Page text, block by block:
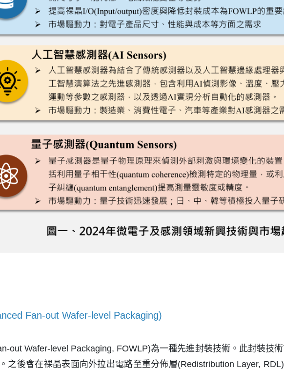
Fan-out Wafer-level Packaging)
out Wafer-level Packaging, FOWLP)為一種先進封裝技術。此封裝技
之後會在裸晶表面向外拉出電路至重分佈層(Redistribution Layer,